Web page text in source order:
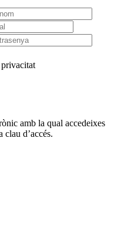
amb la qual accedeixes
clau d’accés.